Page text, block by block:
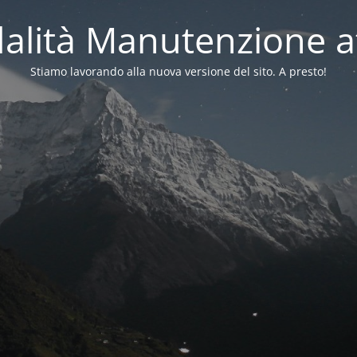
Manutenzione
Stiamo lavorando alla nuova versione del sito. A presto!